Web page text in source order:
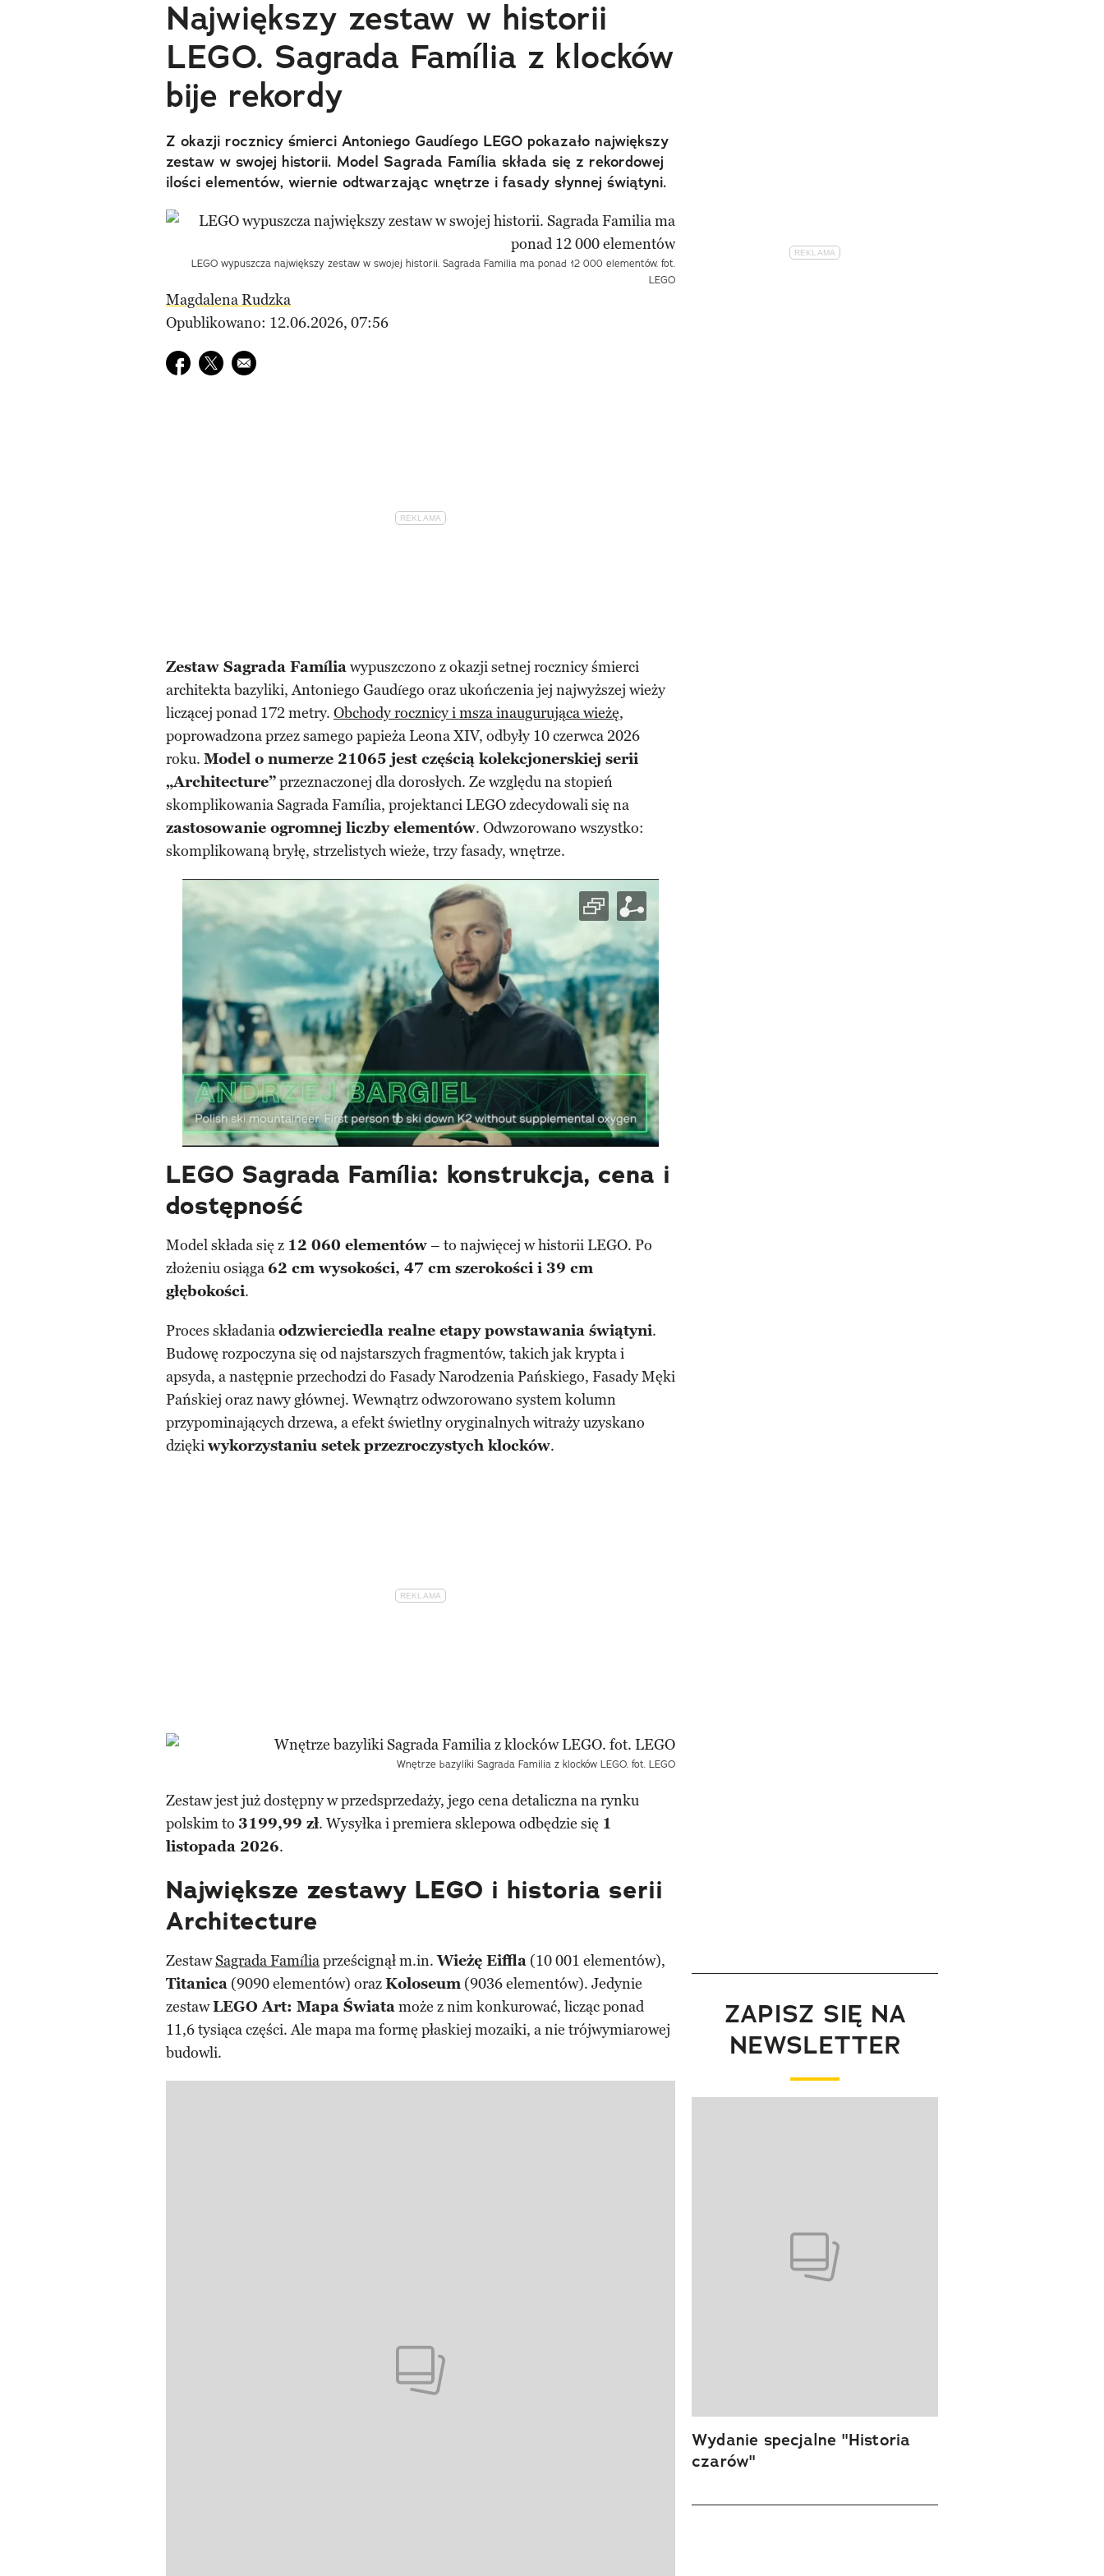
Największy zestaw w historii
LEGO. Sagrada Família z klocków
bije rekordy
Z okazji rocznicy śmierci Antoniego Gaudíego LEGO pokazało największy
zestaw w swojej historii. Model Sagrada Família składa się z rekordowej
ilości elementów, wiernie odtwarzając wnętrze i fasady słynnej świątyni.
LEGO wypuszcza największy zestaw w swojej historii. Sagrada Familia ma ponad 12 000 elementów. fot.
LEGO
Magdalena Rudzka
Opublikowano: 12.06.2026, 07:56
Udostępnij na facebook
Udostępnij na twitter
E-mail do przyjaciela
Zestaw Sagrada Famíliawypuszczono z okazji setnej rocznicy śmierci
architekta bazyliki, Antoniego Gaudíego oraz ukończenia jej najwyższej wieży
liczącej ponad 172 metry. Obchody rocznicy i msza inaugurująca wieżę,
poprowadzona przez samego papieża Leona XIV, odbyły 10 czerwca 2026
roku. Model o numerze 21065 jest częścią kolekcjonerskiej serii
„Architecture”przeznaczonej dla dorosłych. Ze względu na stopień
skomplikowania Sagrada Família, projektanci LEGO zdecydowali się na
zastosowanie ogromnej liczby elementów. Odwzorowano wszystko:
skomplikowaną bryłę, strzelistych wieże, trzy fasady, wnętrze.
LEGO Sagrada Família: konstrukcja, cena i
dostępność
Model składa się z 12 060 elementów– to najwięcej w historii LEGO. Po
złożeniu osiąga 62 cm wysokości, 47 cm szerokości i 39 cm
głębokości.
Proces składaniaodzwierciedla realne etapy powstawania świątyni.
Budowę rozpoczyna się od najstarszych fragmentów, takich jak krypta i
apsyda, a następnie przechodzi do Fasady Narodzenia Pańskiego, Fasady Męki
Pańskiej oraz nawy głównej. Wewnątrz odwzorowano system kolumn
przypominających drzewa, a efekt świetlny oryginalnych witraży uzyskano
dziękiwykorzystaniu setek przezroczystych klocków.
Wnętrze bazyliki Sagrada Familia z klocków LEGO. fot. LEGO
Zestaw jest już dostępny w przedsprzedaży, jego cena detaliczna na rynku
polskim to 3199,99 zł. Wysyłka i premiera sklepowa odbędzie się 1
listopada 2026.
Największe zestawy LEGO i historia serii
Architecture
ZestawSagrada Famíliaprześcignął m.in.Wieżę Eiffla (10 001 elementów),
Titanica (9090 elementów) orazKoloseum (9036 elementów). Jedynie
zestawLEGO Art: Mapa Światamoże z nim konkurować, licząc ponad
11,6 tysiąca części. Ale mapa ma formę płaskiej mozaiki, a nie trójwymiarowej
budowli.
ZAPISZ SIĘ NA
NEWSLETTER
Wydanie specjalne "Historia
czarów"